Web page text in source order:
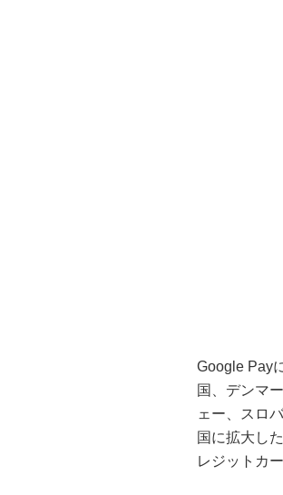
Google Pay
国、デンマ
ェー、スロ
国に拡大し
レジットカ